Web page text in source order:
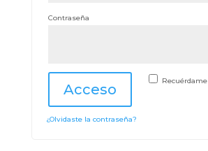
Contraseña
Recuérdame
Acceso
¿Olvidaste la contraseña?